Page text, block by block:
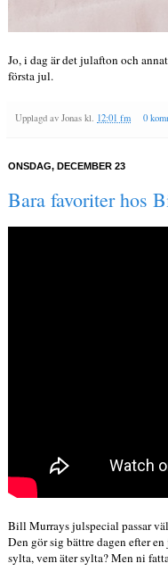
Jo, i dag är det julafton och
första jul.
Upplagd av Jonas kl. 12:01 fm 0
ONSDAG, DECEMBER 23
Bara favoriter hos
Bill Murrays julspecial passar
Den gör sig bättre dagen efter
sylta, vem äter sylta? Men ni